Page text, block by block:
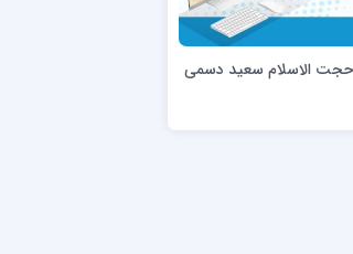
علیه السلام
الاسلام سعید دسمی